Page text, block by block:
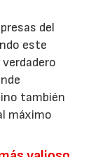
del
este
también
máximo